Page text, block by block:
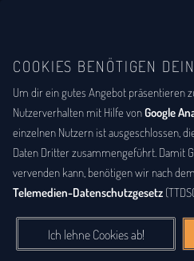
COOKIES BENÖTIGEN
Um dir ein gutes Angebot präsentieren
Nutzerverhalten mit Hilfe vonGoogle
einzelnen Nutzern ist ausgeschlossen,
Daten Dritter zusammengeführt. Damit
vervenden kann, benötigen wir nach
Telemedien-Datenschutzgesetz
Ich lehne Cookies ab!
BUCHSTABENTAUSCH ANAGRAMM
Anagramm-
DasAnagrammlexikonbietet eine
Wörter, zu denen Anagramme
Buchstabenfolge, die durch
Wörter und auch ganze Sätze sein.
geht es einzig um real